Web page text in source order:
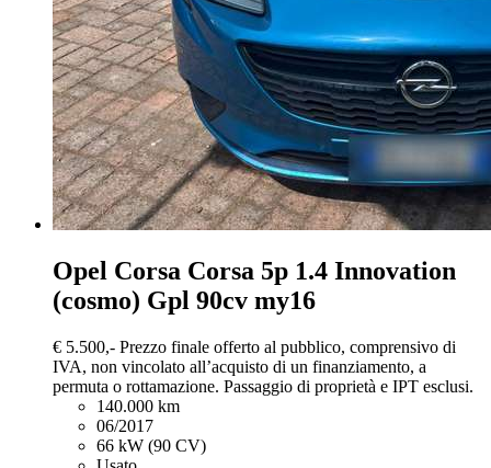
Opel Corsa Corsa 5p 1.4 Innovation
(cosmo) Gpl 90cv my16
€ 5.500,- Prezzo finale offerto al pubblico, comprensivo di
IVA, non vincolato all’acquisto di un finanziamento, a
permuta o rottamazione. Passaggio di proprietà e IPT esclusi.
140.000 km
06/2017
66 kW (90 CV)